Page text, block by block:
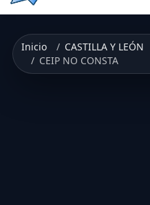
Inicio CASTILLA Y LEÓN
CEIP NO CONSTA